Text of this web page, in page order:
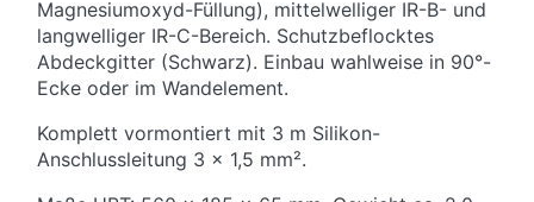
Magnesiumoxyd-Füllung), mittelwelliger IR-B- und
langwelliger IR-C-Bereich. Schutzbeflocktes
Abdeckgitter (Schwarz). Einbau wahlweise in 90°-
Ecke oder im Wandelement.
Komplett vormontiert mit 3 m Silikon-
Anschlussleitung 3 x 1,5 mm².